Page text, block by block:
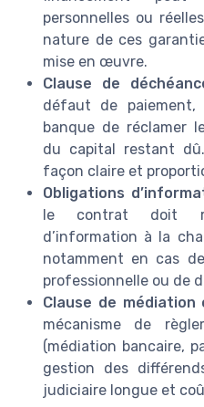
personnelles ou
nature de ces
mise en œuvre.
Clause de
défaut de
banque de réclamer
du capital restant
façon claire et
Obligations
le contrat doit
d’information à la
notamment en cas
professionnelle ou de
Clause de médiation
mécanisme de
(médiation bancaire,
gestion des
judiciaire longue et